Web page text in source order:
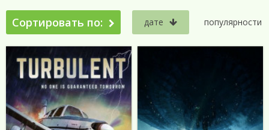
Сортировать по: дате популярности